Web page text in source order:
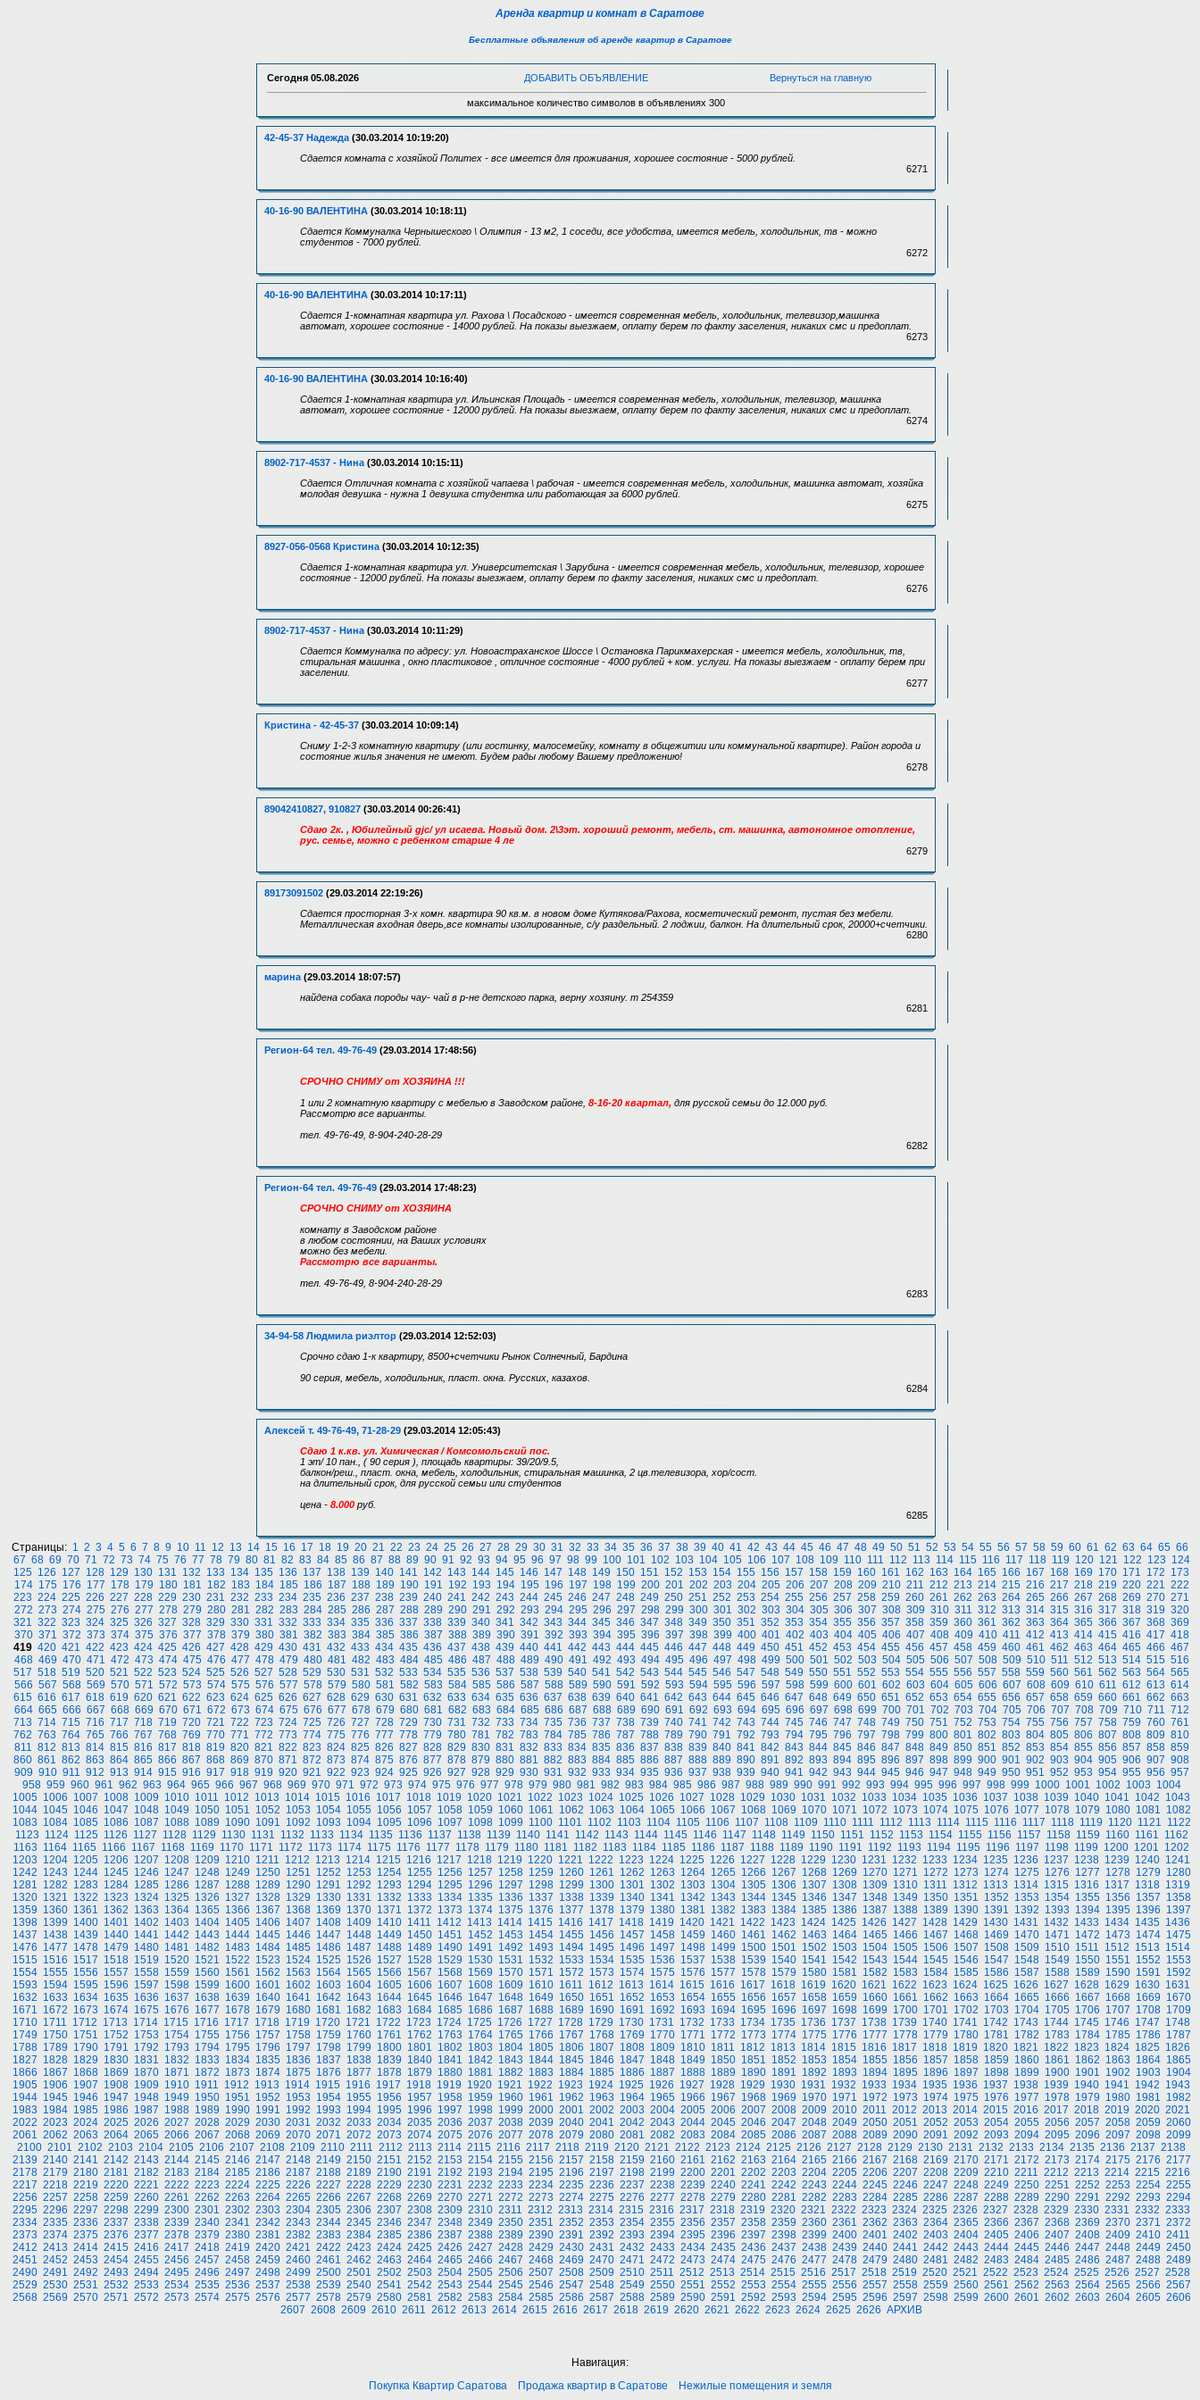
Аренда квартир и комнат в Саратове
Бесплатные объявления об аренде квартир в Саратове
Сегодня 05.08.2026 ДОБАВИТЬ ОБЪЯВЛЕНИЕ Вернуться на главную
максимальное количество символов в объявлениях 300
42-45-37 Надежда (30.03.2014 10:19:20)
Сдается комната с хозяйкой Политех - все имеется для проживания, хорошее состояние - 5000 рублей.
6271
40-16-90 ВАЛЕНТИНА (30.03.2014 10:18:11)
Сдается Коммуналка Чернышеского \ Олимпия - 13 м2, 1 соседи, все удобства, имеется мебель, холодильник, тв - можно
студентов - 7000 рублей.
6272
40-16-90 ВАЛЕНТИНА (30.03.2014 10:17:11)
Сдается 1-комнатная квартира ул. Рахова \ Посадского - имеется современная мебель, холодильник, телевизор,машинка
автомат, хорошее состояние - 14000 рублей. На показы выезжаем, оплату берем по факту заселения, никаких смс и предоплат.
6273
40-16-90 ВАЛЕНТИНА (30.03.2014 10:16:40)
Сдается 1-комнатная квартира ул. Ильинская Площадь - имеется современная мебель, холодильник, телевизор, машинка
автомат, хорошее состояние - 12000 рублей. На показы выезжаем, оплату берем по факту заселения, никаких смс и предоплат.
6274
8902-717-4537 - Нина (30.03.2014 10:15:11)
Сдается Отличная комната с хозяйкой чапаева \ рабочая - имеется современная мебель, холодильник, машинка автомат, хозяйка
молодая девушка - нужна 1 девушка студентка или работающая за 6000 рублей.
6275
8927-056-0568 Кристина (30.03.2014 10:12:35)
Сдается 1-комнатная квартира ул. Университетская \ Зарубина - имеется современная мебель, холодильник, телевизор, хорошее
состояние - 12000 рублей. На показы выезжаем, оплату берем по факту заселения, никаких смс и предоплат.
6276
8902-717-4537 - Нина (30.03.2014 10:11:29)
Сдается Коммуналка по адресу: ул. Новоастраханское Шоссе \ Остановка Парикмахерская - имеется мебель, холодильник, тв,
стиральная машинка , окно пластиковое , отличное состояние - 4000 рублей + ком. услуги. На показы выезжаем - оплату берем при
заселении.
6277
Кристина - 42-45-37 (30.03.2014 10:09:14)
Сниму 1-2-3 комнатную квартиру (или гостинку, малосемейку, комнату в общежитии или коммунальной квартире). Район города и
состояние жилья значения не имеют. Будем рады любому Вашему предложению!
6278
89042410827, 910827 (30.03.2014 00:26:41)
Сдаю 2к. , Юбилейный gjc/ ул исаева. Новый дом. 2\3эт. хороший ремонт, мебель, ст. машинка, автономное отопление,
рус. семье, можно с ребенком старше 4 ле
6279
89173091502 (29.03.2014 22:19:26)
Сдается просторная 3-х комн. квартира 90 кв.м. в новом доме Кутякова/Рахова, косметический ремонт, пустая без мебели.
Металлическая входная дверь,все комнаты изолированные, с/у раздельный. 2 лоджии, балкон. На длительный срок, 20000+счетчики.
6280
марина (29.03.2014 18:07:57)
найдена собака породы чау- чай в р-не детского парка, верну хозяину. т 254359
6281
Регион-64 тел. 49-76-49 (29.03.2014 17:48:56)
СРОЧНО СНИМУ от ХОЗЯИНА !!!
1 или 2 комнатную квартиру с мебелью в Заводском районе, 8-16-20 квартал, для русской семьи до 12.000 руб.
Рассмотрю все варианты.
тел. 49-76-49, 8-904-240-28-29
6282
Регион-64 тел. 49-76-49 (29.03.2014 17:48:23)
СРОЧНО СНИМУ от ХОЗЯИНА
комнату в Заводском районе
в любом состоянии, на Ваших условиях
можно без мебели.
Рассмотрю все варианты.
тел. 49-76-49, 8-904-240-28-29
6283
34-94-58 Людмила риэлтор (29.03.2014 12:52:03)
Срочно сдаю 1-к квартиру, 8500+счетчики Рынок Солнечный, Бардина
90 серия, мебель, холодильник, пласт. окна. Русских, казахов.
6284
Алексей т. 49-76-49, 71-28-29 (29.03.2014 12:05:43)
Сдаю 1 к.кв. ул. Химическая / Комсомольский пос.
1 эт/ 10 пан., ( 90 серия ), площадь квартиры: 39/20/9.5,
балкон/реш., пласт. окна, мебель, холодильник, стиральная машинка, 2 цв.телевизора, хор/сост.
на длительный срок, для русской семьи или студентов
цена - 8.000 руб.
6285
Страницы: 1 2 3 4 5 6 7 8 9 10 11 12 13 14 15 16 17 18 19 20 21 22 23 24 25 26 27 28 29 30 31 32 33 34 35 36 37 38 39 40 41 42 43 44 45 46 47 48 49 50 51 52 53 54 55 56 57 58 59 60 61 62 63 64 65 66
67 68 69 70 71 72 73 74 75 76 77 78 79 80 81 82 83 84 85 86 87 88 89 90 91 92 93 94 95 96 97 98 99 100 101 102 103 104 105 106 107 108 109 110 111 112 113 114 115 116 117 118 119 120 121 122 123 124
125 126 127 128 129 130 131 132 133 134 135 136 137 138 139 140 141 142 143 144 145 146 147 148 149 150 151 152 153 154 155 156 157 158 159 160 161 162 163 164 165 166 167 168 169 170 171 172 173
174 175 176 177 178 179 180 181 182 183 184 185 186 187 188 189 190 191 192 193 194 195 196 197 198 199 200 201 202 203 204 205 206 207 208 209 210 211 212 213 214 215 216 217 218 219 220 221 222
223 224 225 226 227 228 229 230 231 232 233 234 235 236 237 238 239 240 241 242 243 244 245 246 247 248 249 250 251 252 253 254 255 256 257 258 259 260 261 262 263 264 265 266 267 268 269 270 271
272 273 274 275 276 277 278 279 280 281 282 283 284 285 286 287 288 289 290 291 292 293 294 295 296 297 298 299 300 301 302 303 304 305 306 307 308 309 310 311 312 313 314 315 316 317 318 319 320
321 322 323 324 325 326 327 328 329 330 331 332 333 334 335 336 337 338 339 340 341 342 343 344 345 346 347 348 349 350 351 352 353 354 355 356 357 358 359 360 361 362 363 364 365 366 367 368 369
370 371 372 373 374 375 376 377 378 379 380 381 382 383 384 385 386 387 388 389 390 391 392 393 394 395 396 397 398 399 400 401 402 403 404 405 406 407 408 409 410 411 412 413 414 415 416 417 418
419 420 421 422 423 424 425 426 427 428 429 430 431 432 433 434 435 436 437 438 439 440 441 442 443 444 445 446 447 448 449 450 451 452 453 454 455 456 457 458 459 460 461 462 463 464 465 466 467
468 469 470 471 472 473 474 475 476 477 478 479 480 481 482 483 484 485 486 487 488 489 490 491 492 493 494 495 496 497 498 499 500 501 502 503 504 505 506 507 508 509 510 511 512 513 514 515 516
517 518 519 520 521 522 523 524 525 526 527 528 529 530 531 532 533 534 535 536 537 538 539 540 541 542 543 544 545 546 547 548 549 550 551 552 553 554 555 556 557 558 559 560 561 562 563 564 565
566 567 568 569 570 571 572 573 574 575 576 577 578 579 580 581 582 583 584 585 586 587 588 589 590 591 592 593 594 595 596 597 598 599 600 601 602 603 604 605 606 607 608 609 610 611 612 613 614
615 616 617 618 619 620 621 622 623 624 625 626 627 628 629 630 631 632 633 634 635 636 637 638 639 640 641 642 643 644 645 646 647 648 649 650 651 652 653 654 655 656 657 658 659 660 661 662 663
664 665 666 667 668 669 670 671 672 673 674 675 676 677 678 679 680 681 682 683 684 685 686 687 688 689 690 691 692 693 694 695 696 697 698 699 700 701 702 703 704 705 706 707 708 709 710 711 712
713 714 715 716 717 718 719 720 721 722 723 724 725 726 727 728 729 730 731 732 733 734 735 736 737 738 739 740 741 742 743 744 745 746 747 748 749 750 751 752 753 754 755 756 757 758 759 760 761
762 763 764 765 766 767 768 769 770 771 772 773 774 775 776 777 778 779 780 781 782 783 784 785 786 787 788 789 790 791 792 793 794 795 796 797 798 799 800 801 802 803 804 805 806 807 808 809 810
811 812 813 814 815 816 817 818 819 820 821 822 823 824 825 826 827 828 829 830 831 832 833 834 835 836 837 838 839 840 841 842 843 844 845 846 847 848 849 850 851 852 853 854 855 856 857 858 859
860 861 862 863 864 865 866 867 868 869 870 871 872 873 874 875 876 877 878 879 880 881 882 883 884 885 886 887 888 889 890 891 892 893 894 895 896 897 898 899 900 901 902 903 904 905 906 907 908
909 910 911 912 913 914 915 916 917 918 919 920 921 922 923 924 925 926 927 928 929 930 931 932 933 934 935 936 937 938 939 940 941 942 943 944 945 946 947 948 949 950 951 952 953 954 955 956 957
958 959 960 961 962 963 964 965 966 967 968 969 970 971 972 973 974 975 976 977 978 979 980 981 982 983 984 985 986 987 988 989 990 991 992 993 994 995 996 997 998 999 1000 1001 1002 1003 1004
1005 1006 1007 1008 1009 1010 1011 1012 1013 1014 1015 1016 1017 1018 1019 1020 1021 1022 1023 1024 1025 1026 1027 1028 1029 1030 1031 1032 1033 1034 1035 1036 1037 1038 1039 1040 1041 1042 1043
1044 1045 1046 1047 1048 1049 1050 1051 1052 1053 1054 1055 1056 1057 1058 1059 1060 1061 1062 1063 1064 1065 1066 1067 1068 1069 1070 1071 1072 1073 1074 1075 1076 1077 1078 1079 1080 1081 1082
1083 1084 1085 1086 1087 1088 1089 1090 1091 1092 1093 1094 1095 1096 1097 1098 1099 1100 1101 1102 1103 1104 1105 1106 1107 1108 1109 1110 1111 1112 1113 1114 1115 1116 1117 1118 1119 1120 1121 1122
1123 1124 1125 1126 1127 1128 1129 1130 1131 1132 1133 1134 1135 1136 1137 1138 1139 1140 1141 1142 1143 1144 1145 1146 1147 1148 1149 1150 1151 1152 1153 1154 1155 1156 1157 1158 1159 1160 1161 1162
1163 1164 1165 1166 1167 1168 1169 1170 1171 1172 1173 1174 1175 1176 1177 1178 1179 1180 1181 1182 1183 1184 1185 1186 1187 1188 1189 1190 1191 1192 1193 1194 1195 1196 1197 1198 1199 1200 1201 1202
1203 1204 1205 1206 1207 1208 1209 1210 1211 1212 1213 1214 1215 1216 1217 1218 1219 1220 1221 1222 1223 1224 1225 1226 1227 1228 1229 1230 1231 1232 1233 1234 1235 1236 1237 1238 1239 1240 1241
1242 1243 1244 1245 1246 1247 1248 1249 1250 1251 1252 1253 1254 1255 1256 1257 1258 1259 1260 1261 1262 1263 1264 1265 1266 1267 1268 1269 1270 1271 1272 1273 1274 1275 1276 1277 1278 1279 1280
1281 1282 1283 1284 1285 1286 1287 1288 1289 1290 1291 1292 1293 1294 1295 1296 1297 1298 1299 1300 1301 1302 1303 1304 1305 1306 1307 1308 1309 1310 1311 1312 1313 1314 1315 1316 1317 1318 1319
1320 1321 1322 1323 1324 1325 1326 1327 1328 1329 1330 1331 1332 1333 1334 1335 1336 1337 1338 1339 1340 1341 1342 1343 1344 1345 1346 1347 1348 1349 1350 1351 1352 1353 1354 1355 1356 1357 1358
1359 1360 1361 1362 1363 1364 1365 1366 1367 1368 1369 1370 1371 1372 1373 1374 1375 1376 1377 1378 1379 1380 1381 1382 1383 1384 1385 1386 1387 1388 1389 1390 1391 1392 1393 1394 1395 1396 1397
1398 1399 1400 1401 1402 1403 1404 1405 1406 1407 1408 1409 1410 1411 1412 1413 1414 1415 1416 1417 1418 1419 1420 1421 1422 1423 1424 1425 1426 1427 1428 1429 1430 1431 1432 1433 1434 1435 1436
1437 1438 1439 1440 1441 1442 1443 1444 1445 1446 1447 1448 1449 1450 1451 1452 1453 1454 1455 1456 1457 1458 1459 1460 1461 1462 1463 1464 1465 1466 1467 1468 1469 1470 1471 1472 1473 1474 1475
1476 1477 1478 1479 1480 1481 1482 1483 1484 1485 1486 1487 1488 1489 1490 1491 1492 1493 1494 1495 1496 1497 1498 1499 1500 1501 1502 1503 1504 1505 1506 1507 1508 1509 1510 1511 1512 1513 1514
1515 1516 1517 1518 1519 1520 1521 1522 1523 1524 1525 1526 1527 1528 1529 1530 1531 1532 1533 1534 1535 1536 1537 1538 1539 1540 1541 1542 1543 1544 1545 1546 1547 1548 1549 1550 1551 1552 1553
1554 1555 1556 1557 1558 1559 1560 1561 1562 1563 1564 1565 1566 1567 1568 1569 1570 1571 1572 1573 1574 1575 1576 1577 1578 1579 1580 1581 1582 1583 1584 1585 1586 1587 1588 1589 1590 1591 1592
1593 1594 1595 1596 1597 1598 1599 1600 1601 1602 1603 1604 1605 1606 1607 1608 1609 1610 1611 1612 1613 1614 1615 1616 1617 1618 1619 1620 1621 1622 1623 1624 1625 1626 1627 1628 1629 1630 1631
1632 1633 1634 1635 1636 1637 1638 1639 1640 1641 1642 1643 1644 1645 1646 1647 1648 1649 1650 1651 1652 1653 1654 1655 1656 1657 1658 1659 1660 1661 1662 1663 1664 1665 1666 1667 1668 1669 1670
1671 1672 1673 1674 1675 1676 1677 1678 1679 1680 1681 1682 1683 1684 1685 1686 1687 1688 1689 1690 1691 1692 1693 1694 1695 1696 1697 1698 1699 1700 1701 1702 1703 1704 1705 1706 1707 1708 1709
1710 1711 1712 1713 1714 1715 1716 1717 1718 1719 1720 1721 1722 1723 1724 1725 1726 1727 1728 1729 1730 1731 1732 1733 1734 1735 1736 1737 1738 1739 1740 1741 1742 1743 1744 1745 1746 1747 1748
1749 1750 1751 1752 1753 1754 1755 1756 1757 1758 1759 1760 1761 1762 1763 1764 1765 1766 1767 1768 1769 1770 1771 1772 1773 1774 1775 1776 1777 1778 1779 1780 1781 1782 1783 1784 1785 1786 1787
1788 1789 1790 1791 1792 1793 1794 1795 1796 1797 1798 1799 1800 1801 1802 1803 1804 1805 1806 1807 1808 1809 1810 1811 1812 1813 1814 1815 1816 1817 1818 1819 1820 1821 1822 1823 1824 1825 1826
1827 1828 1829 1830 1831 1832 1833 1834 1835 1836 1837 1838 1839 1840 1841 1842 1843 1844 1845 1846 1847 1848 1849 1850 1851 1852 1853 1854 1855 1856 1857 1858 1859 1860 1861 1862 1863 1864 1865
1866 1867 1868 1869 1870 1871 1872 1873 1874 1875 1876 1877 1878 1879 1880 1881 1882 1883 1884 1885 1886 1887 1888 1889 1890 1891 1892 1893 1894 1895 1896 1897 1898 1899 1900 1901 1902 1903 1904
1905 1906 1907 1908 1909 1910 1911 1912 1913 1914 1915 1916 1917 1918 1919 1920 1921 1922 1923 1924 1925 1926 1927 1928 1929 1930 1931 1932 1933 1934 1935 1936 1937 1938 1939 1940 1941 1942 1943
1944 1945 1946 1947 1948 1949 1950 1951 1952 1953 1954 1955 1956 1957 1958 1959 1960 1961 1962 1963 1964 1965 1966 1967 1968 1969 1970 1971 1972 1973 1974 1975 1976 1977 1978 1979 1980 1981 1982
1983 1984 1985 1986 1987 1988 1989 1990 1991 1992 1993 1994 1995 1996 1997 1998 1999 2000 2001 2002 2003 2004 2005 2006 2007 2008 2009 2010 2011 2012 2013 2014 2015 2016 2017 2018 2019 2020 2021
2022 2023 2024 2025 2026 2027 2028 2029 2030 2031 2032 2033 2034 2035 2036 2037 2038 2039 2040 2041 2042 2043 2044 2045 2046 2047 2048 2049 2050 2051 2052 2053 2054 2055 2056 2057 2058 2059 2060
2061 2062 2063 2064 2065 2066 2067 2068 2069 2070 2071 2072 2073 2074 2075 2076 2077 2078 2079 2080 2081 2082 2083 2084 2085 2086 2087 2088 2089 2090 2091 2092 2093 2094 2095 2096 2097 2098 2099
2100 2101 2102 2103 2104 2105 2106 2107 2108 2109 2110 2111 2112 2113 2114 2115 2116 2117 2118 2119 2120 2121 2122 2123 2124 2125 2126 2127 2128 2129 2130 2131 2132 2133 2134 2135 2136 2137 2138
2139 2140 2141 2142 2143 2144 2145 2146 2147 2148 2149 2150 2151 2152 2153 2154 2155 2156 2157 2158 2159 2160 2161 2162 2163 2164 2165 2166 2167 2168 2169 2170 2171 2172 2173 2174 2175 2176 2177
2178 2179 2180 2181 2182 2183 2184 2185 2186 2187 2188 2189 2190 2191 2192 2193 2194 2195 2196 2197 2198 2199 2200 2201 2202 2203 2204 2205 2206 2207 2208 2209 2210 2211 2212 2213 2214 2215 2216
2217 2218 2219 2220 2221 2222 2223 2224 2225 2226 2227 2228 2229 2230 2231 2232 2233 2234 2235 2236 2237 2238 2239 2240 2241 2242 2243 2244 2245 2246 2247 2248 2249 2250 2251 2252 2253 2254 2255
2256 2257 2258 2259 2260 2261 2262 2263 2264 2265 2266 2267 2268 2269 2270 2271 2272 2273 2274 2275 2276 2277 2278 2279 2280 2281 2282 2283 2284 2285 2286 2287 2288 2289 2290 2291 2292 2293 2294
2295 2296 2297 2298 2299 2300 2301 2302 2303 2304 2305 2306 2307 2308 2309 2310 2311 2312 2313 2314 2315 2316 2317 2318 2319 2320 2321 2322 2323 2324 2325 2326 2327 2328 2329 2330 2331 2332 2333
2334 2335 2336 2337 2338 2339 2340 2341 2342 2343 2344 2345 2346 2347 2348 2349 2350 2351 2352 2353 2354 2355 2356 2357 2358 2359 2360 2361 2362 2363 2364 2365 2366 2367 2368 2369 2370 2371 2372
2373 2374 2375 2376 2377 2378 2379 2380 2381 2382 2383 2384 2385 2386 2387 2388 2389 2390 2391 2392 2393 2394 2395 2396 2397 2398 2399 2400 2401 2402 2403 2404 2405 2406 2407 2408 2409 2410 2411
2412 2413 2414 2415 2416 2417 2418 2419 2420 2421 2422 2423 2424 2425 2426 2427 2428 2429 2430 2431 2432 2433 2434 2435 2436 2437 2438 2439 2440 2441 2442 2443 2444 2445 2446 2447 2448 2449 2450
2451 2452 2453 2454 2455 2456 2457 2458 2459 2460 2461 2462 2463 2464 2465 2466 2467 2468 2469 2470 2471 2472 2473 2474 2475 2476 2477 2478 2479 2480 2481 2482 2483 2484 2485 2486 2487 2488 2489
2490 2491 2492 2493 2494 2495 2496 2497 2498 2499 2500 2501 2502 2503 2504 2505 2506 2507 2508 2509 2510 2511 2512 2513 2514 2515 2516 2517 2518 2519 2520 2521 2522 2523 2524 2525 2526 2527 2528
2529 2530 2531 2532 2533 2534 2535 2536 2537 2538 2539 2540 2541 2542 2543 2544 2545 2546 2547 2548 2549 2550 2551 2552 2553 2554 2555 2556 2557 2558 2559 2560 2561 2562 2563 2564 2565 2566 2567
2568 2569 2570 2571 2572 2573 2574 2575 2576 2577 2578 2579 2580 2581 2582 2583 2584 2585 2586 2587 2588 2589 2590 2591 2592 2593 2594 2595 2596 2597 2598 2599 2600 2601 2602 2603 2604 2605 2606
2607 2608 2609 2610 2611 2612 2613 2614 2615 2616 2617 2618 2619 2620 2621 2622 2623 2624 2625 2626 АРХИВ
Навигация:
Покупка Квартир Саратова
Продажа квартир в Саратове Нежилые помещения и земля